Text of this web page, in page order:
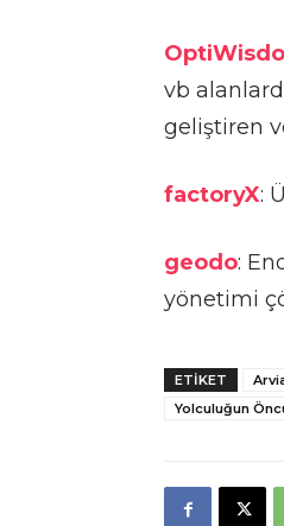
vb
geliştiren
factoryX:
geodo:
yönetimi
ETIKET
Yolculuğun